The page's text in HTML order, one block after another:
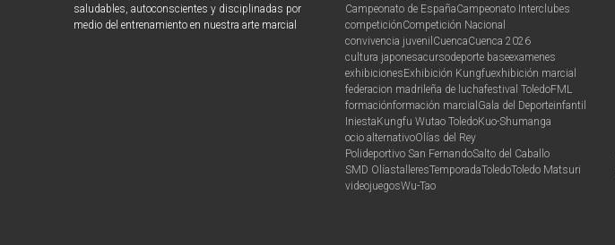
saludables, autoconscientes y disciplinadas por
medio del entrenamiento en nuestra arte marcial
Campeonato de EspañaCampeonato Interclubes
competiciónCompetición Nacional
convivencia juvenil CuencaCuenca 2026
cultura japonesacursodeporte baseexamenes
exhibicionesExhibición Kungfuexhibición marcial
federacion madrileña de luchafestival ToledoFML
formaciónformación marcial Gala del Deporteinfantil
IniestaKungfu Wutao ToledoKuo-Shumanga
ocio alternativoOlías del Rey
Polideportivo San FernandoSalto del Caballo
SMD OlíastalleresTemporadaToledoToledo Matsuri
videojuegosWu-Tao